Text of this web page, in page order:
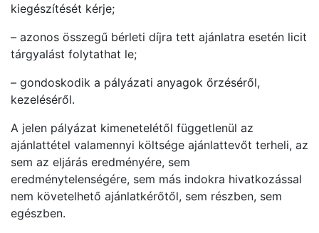
kiegészítését kérje;
– azonos összegű bérleti díjra tett ajánlatra esetén licit
tárgyalást folytathat le;
– gondoskodik a pályázati anyagok őrzéséről,
kezeléséről.
A jelen pályázat kimenetelétől függetlenül az
ajánlattétel valamennyi költsége ajánlattevőt terheli, az
sem az eljárás eredményére, sem
eredménytelenségére, sem más indokra hivatkozással
nem követelhető ajánlatkérőtől, sem részben, sem
egészben.